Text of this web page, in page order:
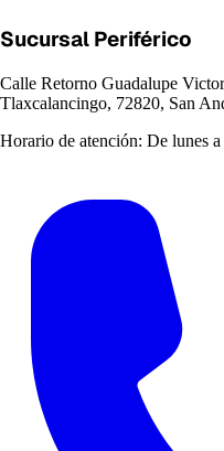
Sucursal Periférico
Calle Retorno Guadalupe
Tlaxcalancingo, 72820, San
Horario de atención: De lunes